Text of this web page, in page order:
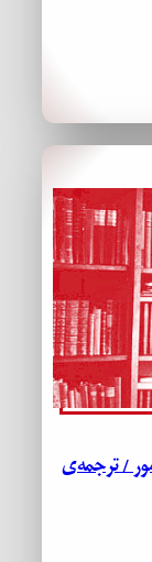
/ ترجمه‌ی